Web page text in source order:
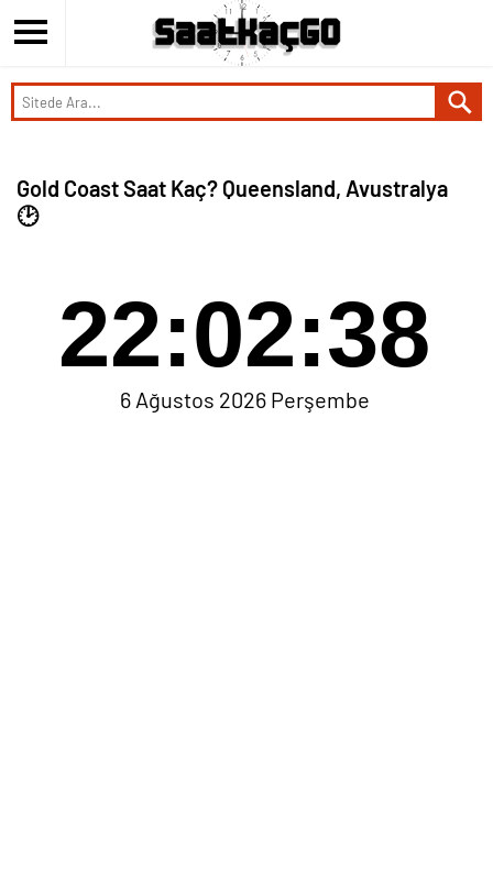
Gold Coast Saat Kaç? Queensland, Avustralya
🕑
22:02:38
6 Ağustos 2026 Perşembe